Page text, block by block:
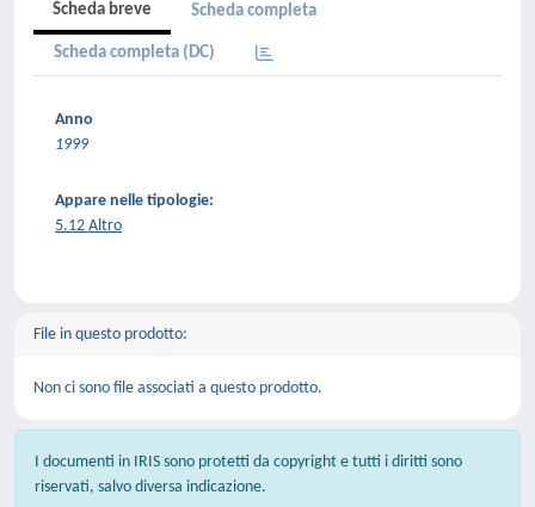
Scheda breve Scheda completa
Scheda completa (DC)
Anno
1999
Appare nelle tipologie:
5.12 Altro
File in questo prodotto:
Non ci sono file associati a questo prodotto.
I documenti in IRIS sono protetti da copyright e tutti i diritti sono
riservati, salvo diversa indicazione.